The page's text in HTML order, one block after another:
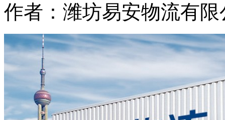
作者：潍坊易安物流有限